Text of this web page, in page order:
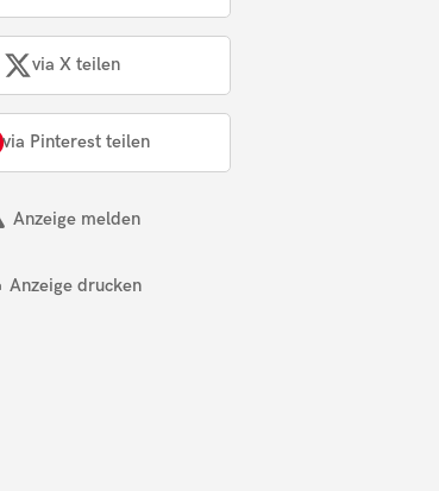
via X teilen
via Pinterest teilen
Anzeige melden
Anzeige drucken